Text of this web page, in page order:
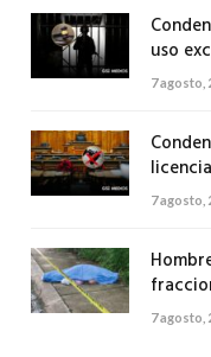
uso
7 agosto,
7 agosto,
7 agosto,